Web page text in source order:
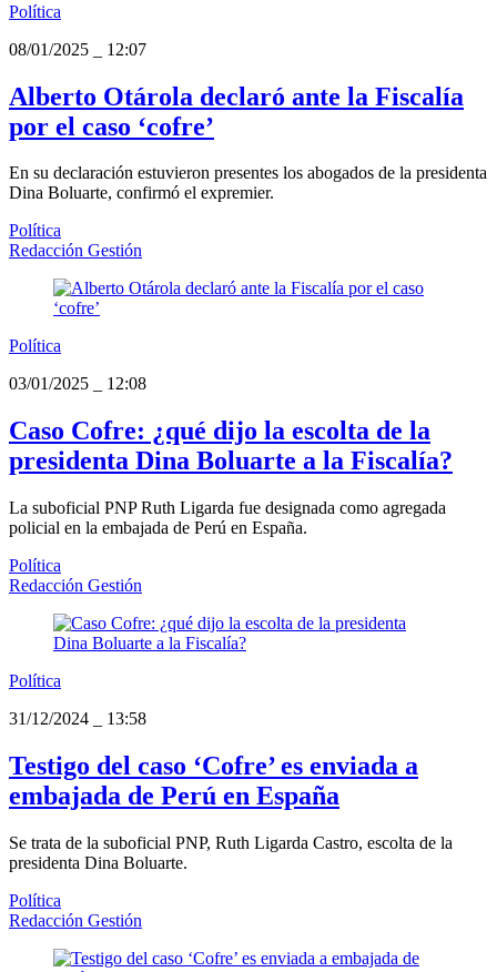
Política
08/01/2025
12:07
Alberto Otárola declaró ante la Fiscalía
por el caso ‘cofre’
En su declaración estuvieron presentes los abogados de la presidenta
Dina Boluarte, confirmó el expremier.
Política
Redacción Gestión
Política
03/01/2025
12:08
Caso Cofre: ¿qué dijo la escolta de la
presidenta Dina Boluarte a la Fiscalía?
La suboficial PNP Ruth Ligarda fue designada como agregada
policial en la embajada de Perú en España.
Política
Redacción Gestión
Política
31/12/2024
13:58
Testigo del caso ‘Cofre’ es enviada a
embajada de Perú en España
Se trata de la suboficial PNP, Ruth Ligarda Castro, escolta de la
presidenta Dina Boluarte.
Política
Redacción Gestión